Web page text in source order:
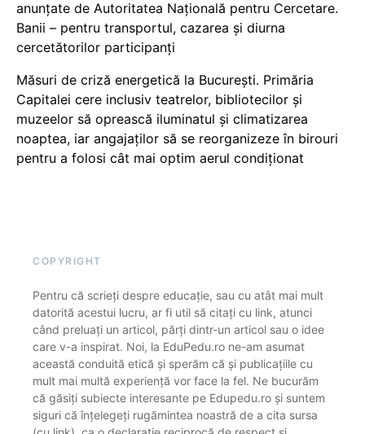
anunțate de Autoritatea Națională pentru Cercetare.
Banii – pentru transportul, cazarea și diurna
cercetătorilor participanți
Măsuri de criză energetică la București. Primăria
Capitalei cere inclusiv teatrelor, bibliotecilor și
muzeelor să oprească iluminatul și climatizarea
noaptea, iar angajaților să se reorganizeze în birouri
pentru a folosi cât mai optim aerul condiționat
COPYRIGHT
Pentru că scrieți despre educație, sau cu atât mai mult
datorită acestui lucru, ar fi util să citați cu link, atunci
când preluați un articol, părți dintr-un articol sau o idee
care v-a inspirat. Noi, la EduPedu.ro ne-am asumat
această conduită etică și sperăm că și publicațiile cu
mult mai multă experiență vor face la fel. Ne bucurăm
că găsiți subiecte interesante pe Edupedu.ro și suntem
siguri că înțelegeți rugămintea noastră de a cita sursa